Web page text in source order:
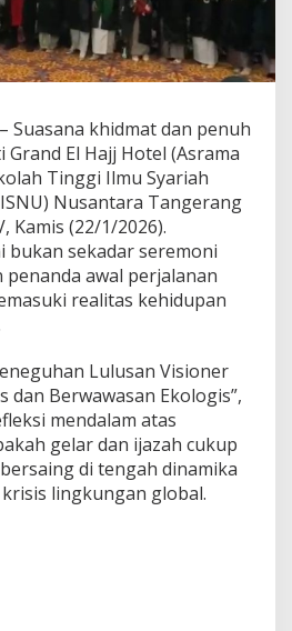
Suasana khidmat dan penuh
El Hajj Hotel (Asrama
Tinggi Ilmu Syariah
Nusantara Tangerang
Kamis (22/1/2026).
bukan sekadar seremoni
awal perjalanan
realitas kehidupan
Lulusan Visioner
Berwawasan Ekologis”,
mendalam atas
gelar dan ijazah cukup
di tengah dinamika
lingkungan global.